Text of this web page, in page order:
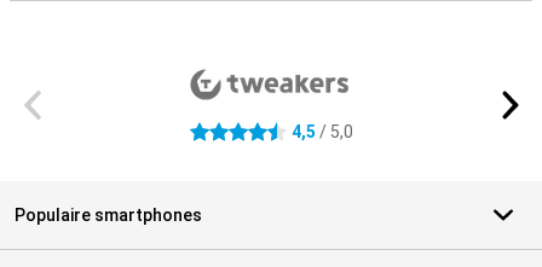
4.5 sterren 4,5 / 5,0
Populaire smartphones